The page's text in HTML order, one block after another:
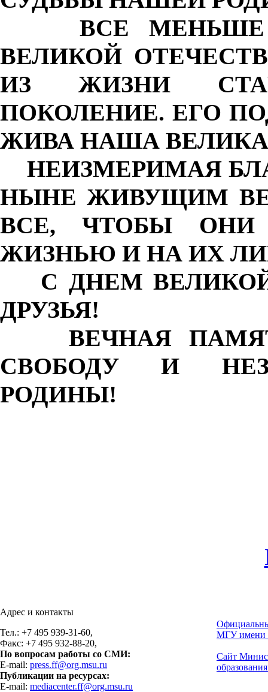
ВСЕ МЕНЬШЕ
ВЕЛИКОЙ
ИЗ ЖИЗНИ
ПОКОЛЕНИЕ. ЕГО
ЖИВА НАША
НЕИЗМЕРИМАЯ
НЫНЕ ЖИВУЩИМ
ВСЕ, ЧТОБЫ
ЖИЗНЬЮ И НА ИХ
С ДНЕМ ВЕЛИКОЙ
ДРУЗЬЯ!
ВЕЧНАЯ
СВОБОДУ И
РОДИНЫ!
Адрес и контакты
Тел.: +7 495 939-31-60,
Факс: +7 495 932-88-20,
По вопросам работы со СМИ:
E-mail: press.ff@org.msu.ru
Публикации на ресурсах:
E-mail: mediacenter.ff@org.msu.ru
МГУ имени
Сайт